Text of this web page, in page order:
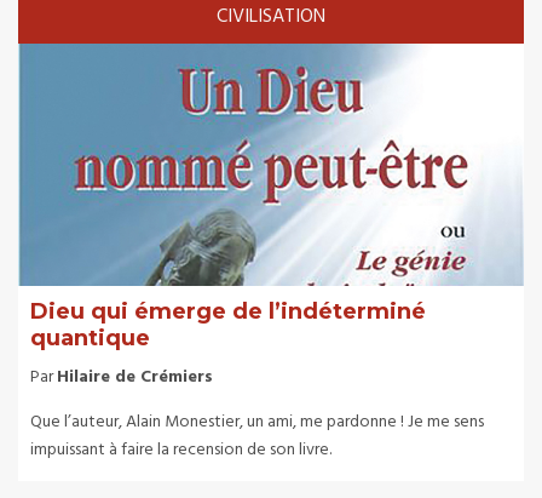
CIVILISATION
Dieu qui émerge de l’indéterminé
quantique
ParHilaire de Crémiers
Que l’auteur, Alain Monestier, un ami, me pardonne ! Je me sens
impuissant à faire la recension de son livre.